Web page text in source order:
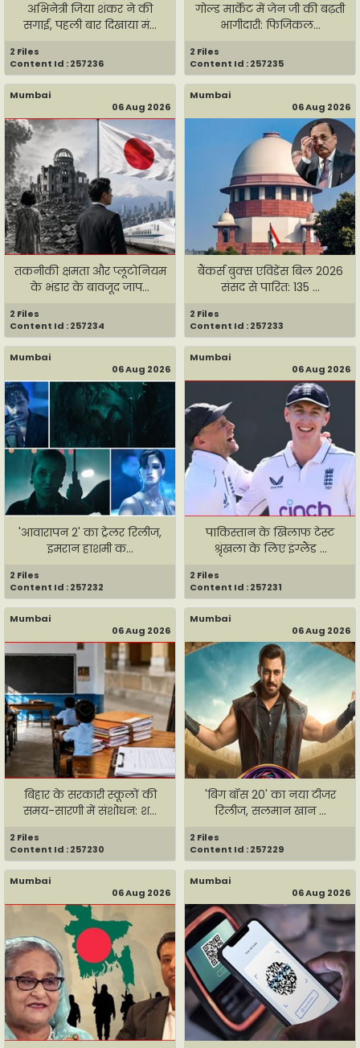
अभिनेत्री जिया शंकर ने की
सगाई, पहली बार दिखाया मं...
2 Files
Content Id : 257236
गोल्ड मार्केट में जेन जी की बढ़ती
भागीदारी: फिजिकल...
2 Files
Content Id : 257235
Mumbai
06 Aug 2026
तकनीकी क्षमता और प्लूटोनियम
के भंडार के बावजूद जाप...
2 Files
Content Id : 257234
Mumbai
06 Aug 2026
बैंकर्स बुक्स एविडेंस बिल 2026
संसद से पारित: 135 ...
2 Files
Content Id : 257233
Mumbai
06 Aug 2026
'आवारापन 2' का ट्रेलर रिलीज,
इमरान हाशमी क...
2 Files
Content Id : 257232
Mumbai
06 Aug 2026
पाकिस्तान के खिलाफ टेस्ट
श्रृंखला के लिए इंग्लैंड ...
2 Files
Content Id : 257231
Mumbai
06 Aug 2026
बिहार के सरकारी स्कूलों की
समय-सारणी में संशोधन: श...
2 Files
Content Id : 257230
Mumbai
06 Aug 2026
'बिग बॉस 20' का नया टीजर
रिलीज, सलमान खान ...
2 Files
Content Id : 257229
Mumbai
06 Aug 2026
Mumbai
06 Aug 2026